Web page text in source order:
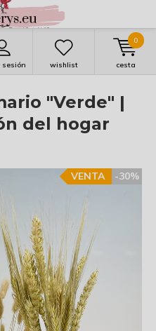
sesión wishlist cesta
0
"Verde" |
del hogar
-30%
VENTA